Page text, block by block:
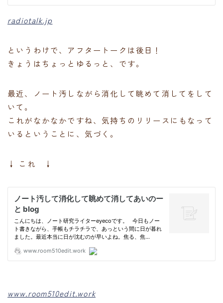
radiotalk.jp
というわけで、アフタートークは後日！
きょうはちょっとゆるっと、です。
最近、ノート汚しながら消化して眺めて消してをして
いて。
これがなかなかですね、気持ちのリリースにもなって
いるということに、気づく。
↓ これ ↓
www.room510edit.work